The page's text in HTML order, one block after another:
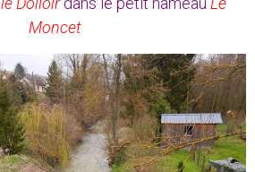
Moncet